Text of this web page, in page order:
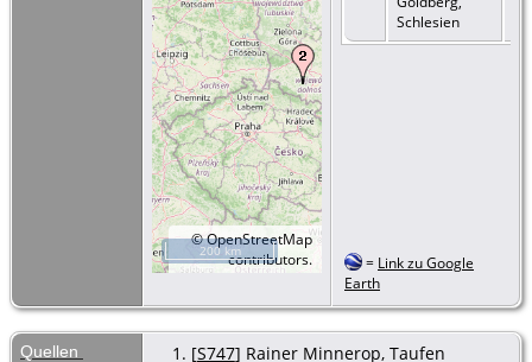
©OpenStreetMap
contributors.
200 km
Schlesien
= Link zu Google
Earth
Quellen [S747] Rainer Minnerop, Taufen